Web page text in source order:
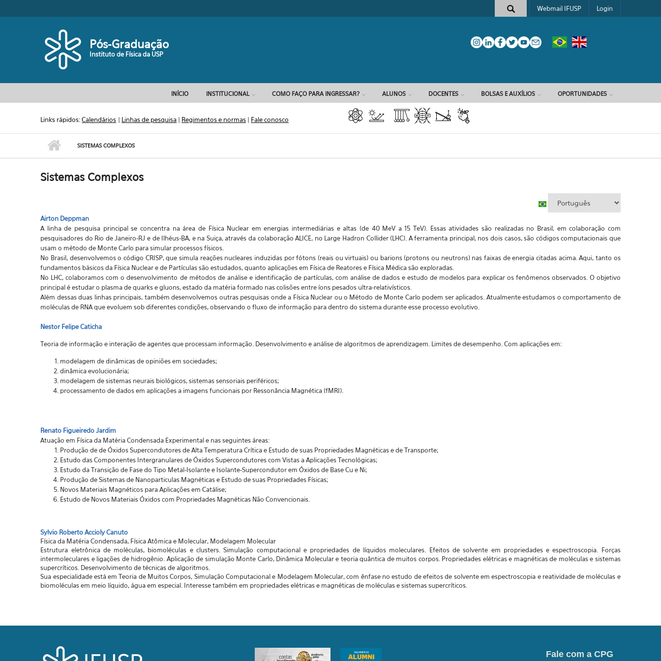
Formulário de busca
Webmail IFUSP Login
Pós-Graduação
Instituto de Física da USP
INÍCIO INSTITUCIONAL COMO FAÇO PARA INGRESSAR? ALUNOS DOCENTES BOLSAS E AUXÍLIOS OPORTUNIDADES
Links rápidos:Calendários | Linhas de pesquisa | Regimentos e normas | Fale conosco
SISTEMAS COMPLEXOS
Sistemas Complexos
Airton Deppman
A linha de pesquisa principal se concentra na área de Física Nuclear em energias intermediárias e altas (de 40 MeV a 15 TeV). Essas atividades são realizadas no Brasil, em colaboração com
pesquisadores do Rio de Janeiro-RJ e de Ilhéus-BA, e na Suiça, através da colaboração ALICE, no Large Hadron Collider (LHC). A ferramenta principal, nos dois casos, são códigos computacionais que
usam o método de Monte Carlo para simular processos físicos.
No Brasil, desenvolvemos o código CRISP, que simula reações nucleares induzidas por fótons (reais ou virtuais) ou barions (protons ou neutrons) nas faixas de energia citadas acima. Aqui, tanto os
fundamentos básicos da Física Nuclear e de Partículas são estudados, quanto aplicações em Física de Reatores e Física Médica são exploradas.
No LHC, colaboramos com o desenvolvimento de métodos de análise e identificação de partículas, com análise de dados e estudo de modelos para explicar os fenômenos observados. O objetivo
principal é estudar o plasma de quarks e gluons, estado da matéria formado nas colisões entre íons pesados ultra-relativísticos.
Além dessas duas linhas principais, também desenvolvemos outras pesquisas onde a Física Nuclear ou o Método de Monte Carlo podem ser aplicados. Atualmente estudamos o comportamento de
moléculas de RNA que evoluem sob diferentes condições, observando o fluxo de informação para dentro do sistema durante esse processo evolutivo.
Nestor Felipe Caticha
Teoria de informação e interação de agentes que processam informação. Desenvolvimento e análise de algoritmos de aprendizagem. Limites de desempenho. Com aplicações em:
modelagem de dinâmicas de opiniões em sociedades;
dinâmica evolucionária;
modelagem de sistemas neurais biológicos, sistemas sensoriais periféricos;
processamento de dados em aplicações a imagens funcionais por Ressonância Magnética (fMRI).
Renato Figueiredo Jardim
Atuação em Física da Matéria Condensada Experimental e nas seguintes áreas:
Produção de de Óxidos Supercondutores de Alta Temperatura Crítica e Estudo de suas Propriedades Magnéticas e de Transporte;
Estudo das Componentes Intergranulares de Óxidos Supercondutores com Vistas a Aplicações Tecnológicas;
Estudo da Transição de Fase do Tipo Metal-Isolante e Isolante-Supercondutor em Óxidos de Base Cu e Ni;
Produção de Sistemas de Nanoparticulas Magnéticas e Estudo de suas Propriedades Físicas;
Novos Materiais Magnéticos para Aplicações em Catálise;
Estudo de Novos Materiais Óxidos com Propriedades Magnéticas Não Convencionais.
Sylvio Roberto Accioly Canuto
Física da Matéria Condensada, Física Atômica e Molecular, Modelagem Molecular
Estrutura eletrônica de moléculas, biomoléculas e clusters. Simulação computacional e propriedades de líquidos moleculares. Efeitos de solvente em propriedades e espectroscopia. Forças
intermoleculares e ligações de hidrogênio. Aplicação de simulação Monte Carlo, Dinâmica Molecular e teoria quântica de muitos corpos. Propriedades elétricas e magnéticas de moléculas e sistemas
supercríticos. Desenvolvimento de técnicas de algoritmos.
Sua especialidade está em Teoria de Muitos Corpos, Simulação Computacional e Modelagem Molecular, com ênfase no estudo de efeitos de solvente em espectroscopia e reatividade de moléculas e
biomoléculas em meio líquido, água em especial. Interesse também em propriedades elétricas e magnéticas de moléculas e sistemas supercríticos.
Fale com a CPG